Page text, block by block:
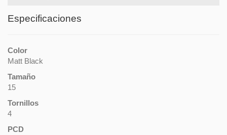
Especificaciones
Color
Matt Black
Tamaño
15
Tornillos
4
PCD